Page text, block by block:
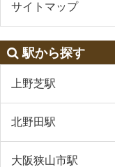
サイトマップ
駅から探す
上野芝駅
北野田駅
大阪狭山市駅